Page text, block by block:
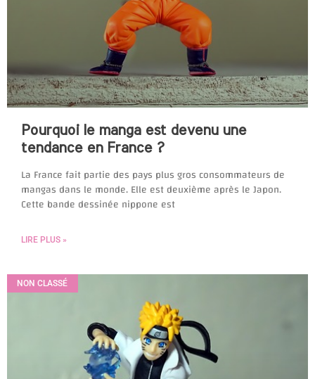
Pourquoi le manga est devenu une
tendance en France ?
La France fait partie des pays plus gros consommateurs de
mangas dans le monde. Elle est deuxième après le Japon.
Cette bande dessinée nippone est
LIRE PLUS »
NON CLASSÉ